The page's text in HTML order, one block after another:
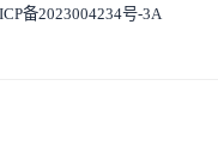
备2023004234号-3A